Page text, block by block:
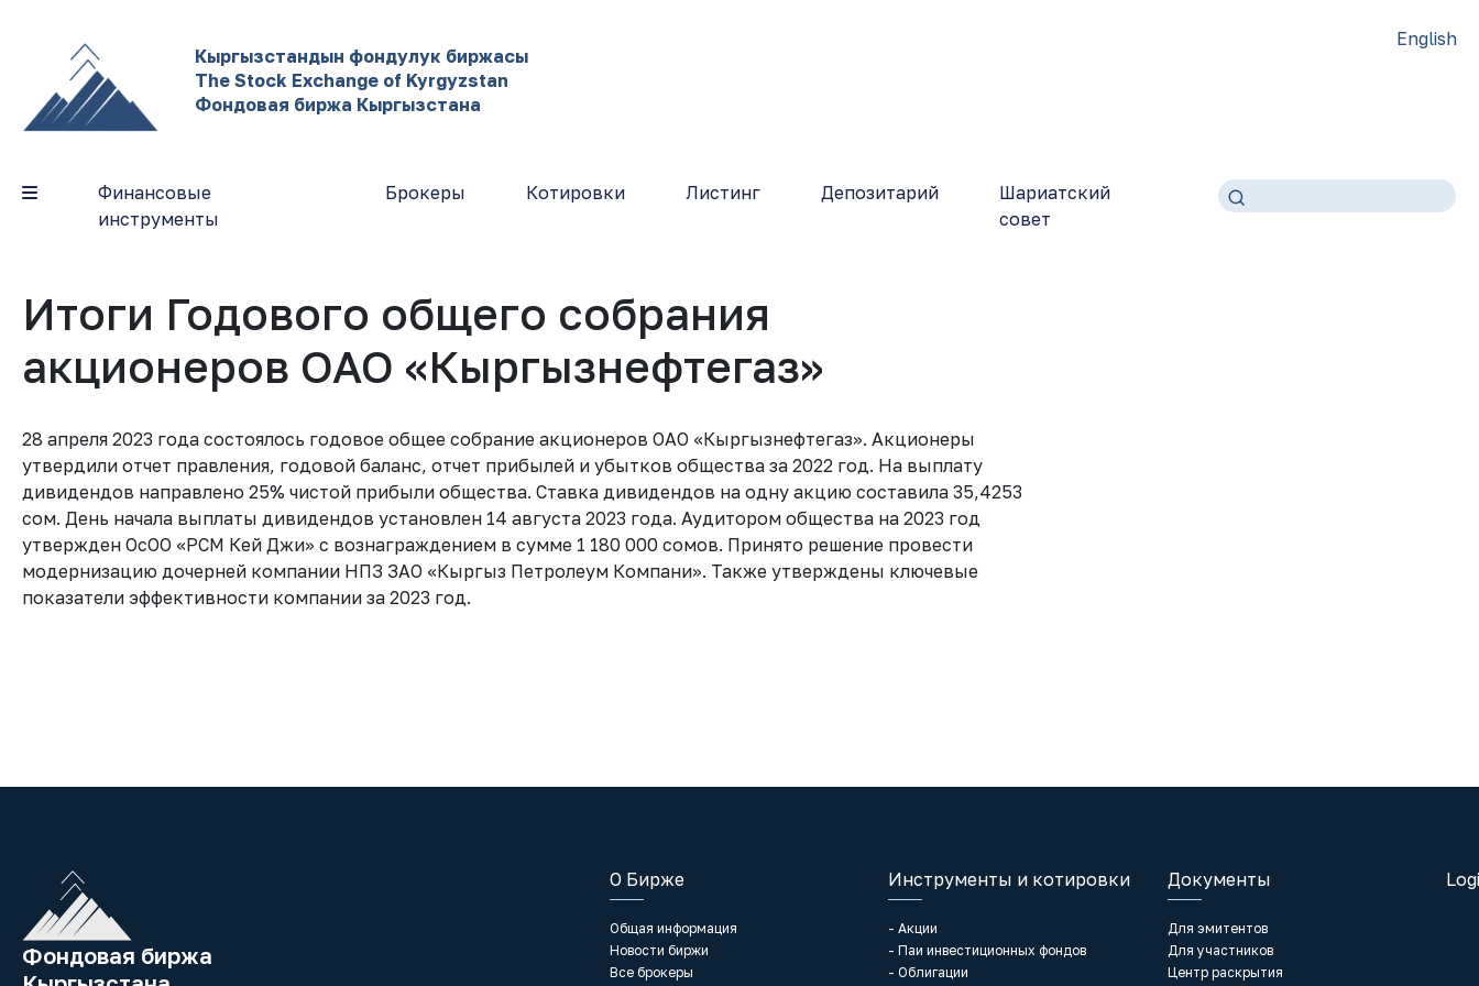
Кыргызстандын фондулук биржасы
The Stock Exchange of Kyrgyzstan
Фондовая биржа Кыргызстана
English
Финансовые
инструменты
Брокеры Котировки Листинг Депозитарий
Шариатский
совет
Итоги Годового общего собрания
акционеров ОАО «Кыргызнефтегаз»
28 апреля 2023 года состоялось годовое общее собрание акционеров ОАО «Кыргызнефтегаз». Акционеры
утвердили отчет правления, годовой баланс, отчет прибылей и убытков общества за 2022 год. На выплату
дивидендов направлено 25% чистой прибыли общества. Ставка дивидендов на одну акцию составила 35,4253
сом. День начала выплаты дивидендов установлен 14 августа 2023 года. Аудитором общества на 2023 год
утвержден ОсОО «РСМ Кей Джи» с вознаграждением в сумме 1 180 000 сомов. Принято решение провести
модернизацию дочерней компании НПЗ ЗАО «Кыргыз Петролеум Компани». Также утверждены ключевые
показатели эффективности компании за 2023 год.
Фондовая биржа
О Бирже
Общая информация
Новости биржи
Все брокеры
Инструменты и котировки
- Акции
- Паи инвестиционных фондов
- Облигации
Документы
Для эмитентов
Для участников
Центр раскрытия